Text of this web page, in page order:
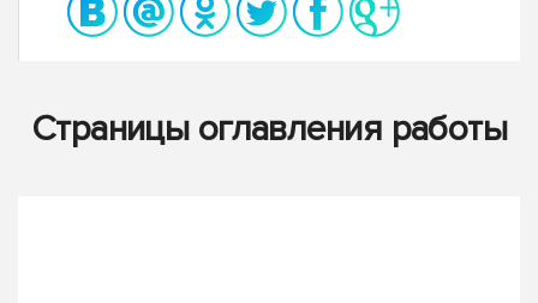
Страницы оглавления работы